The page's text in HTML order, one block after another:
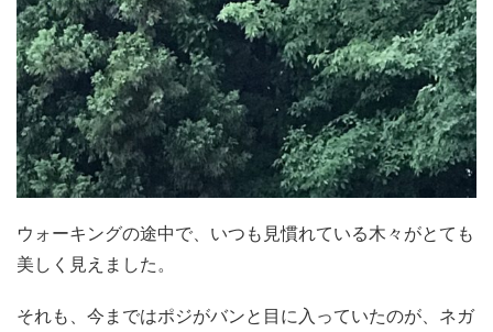
ウォーキングの途中で、いつも見慣れている木々がとても
美しく見えました。
それも、今まではポジがバンと目に入っていたのが、ネガ